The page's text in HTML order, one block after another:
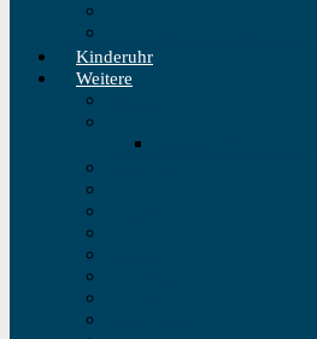
Kinderuhr
Weitere